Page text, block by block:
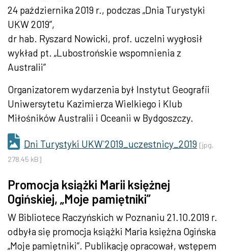
24 października 2019 r., podczas „Dnia Turystyki
UKW 2019”,
dr hab. Ryszard Nowicki, prof. uczelni wygłosił
wykład pt. „Lubostrońskie wspomnienia z
Australii”
Organizatorem wydarzenia był Instytut Geografii
Uniwersytetu Kazimierza Wielkiego i Klub
Miłośników Australii i Oceanii w Bydgoszczy.
Dni Turystyki UKW`2019_uczestnicy_2019 [jpg,
278.45 kB]
Promocja książki Marii księżnej
Ogińskiej, „Moje pamiętniki”
W Bibliotece Raczyńskich w Poznaniu 21.10.2019 r.
odbyła się promocja książki Maria księżna Ogińska
„Moje pamiętniki”. Publikację opracował, wstępem